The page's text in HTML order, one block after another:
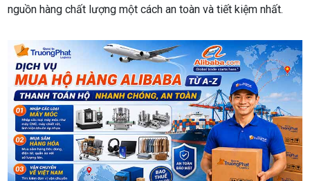
nguồn hàng chất lượng một cách an toàn và tiết kiệm nhất.